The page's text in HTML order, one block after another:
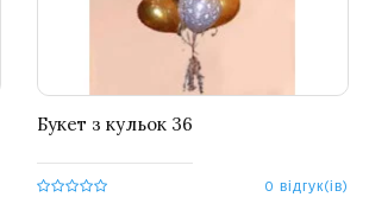
Букет з кульок 36
0 відгук(ів)